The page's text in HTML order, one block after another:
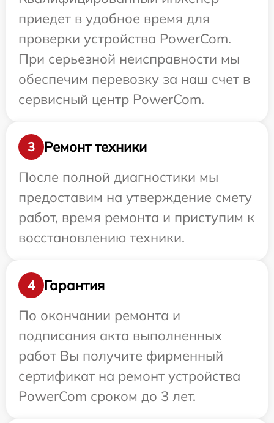
приедет в удобное время для
проверки устройства PowerCom.
При серьезной неисправности мы
обеспечим перевозку за наш счет в
сервисный центр PowerCom.
3
Ремонт техники
После полной диагностики мы
предоставим на утверждение смету
работ, время ремонта и приступим к
восстановлению техники.
4
Гарантия
По окончании ремонта и
подписания акта выполненных
работ Вы получите фирменный
сертификат на ремонт устройства
PowerCom сроком до 3 лет.